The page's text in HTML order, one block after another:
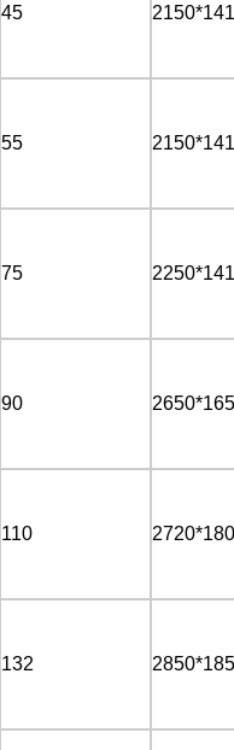
45
55
75
90
110
132